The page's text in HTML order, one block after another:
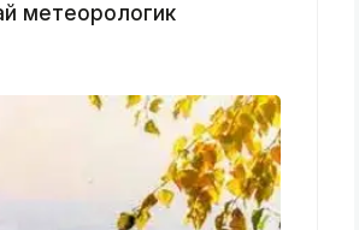
метеорологик